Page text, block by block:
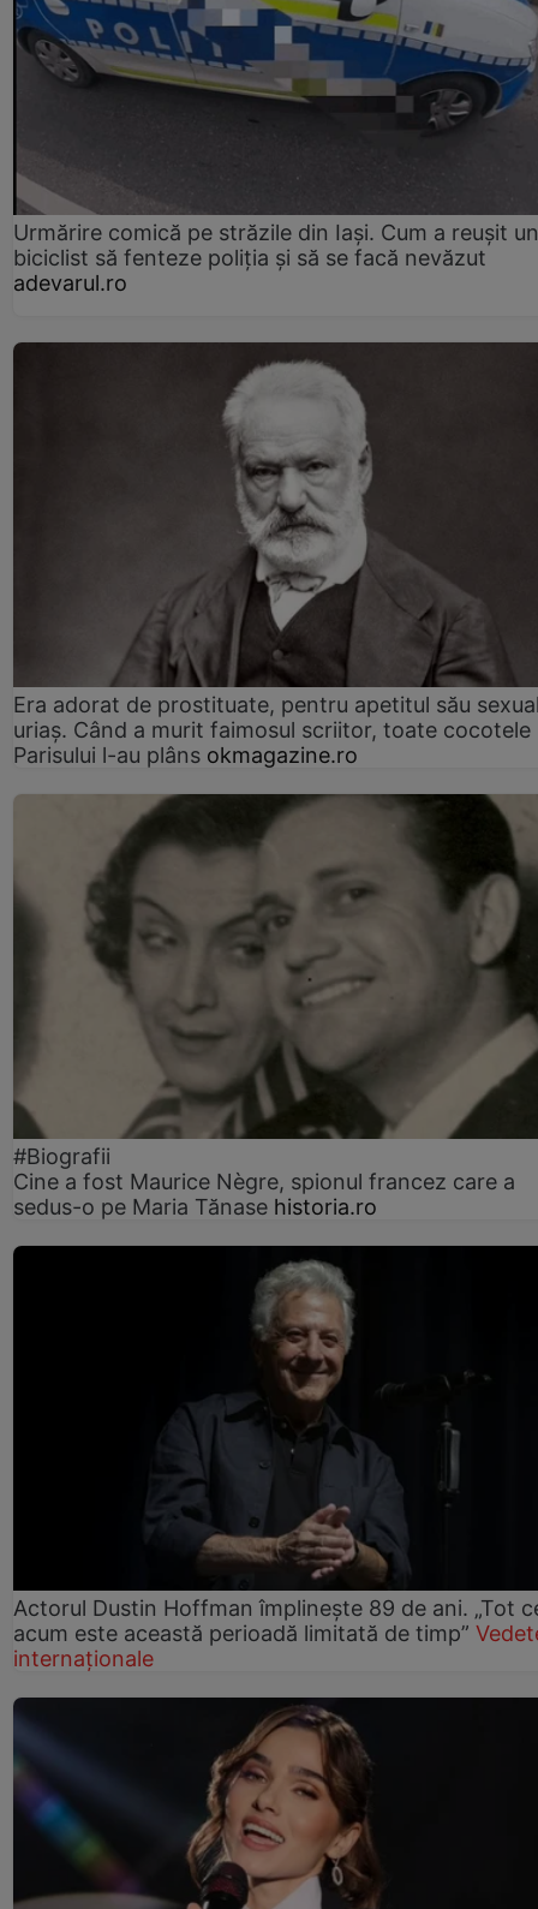
Urmărire comică pe străzile din Iași. Cum a reușit un
biciclist să fenteze poliția și să se facă nevăzut
adevarul.ro
Era adorat de prostituate, pentru apetitul său
uriaș. Când a murit faimosul scriitor, toate cocotele
Parisului l-au plâns okmagazine.ro
#Biografii
Cine a fost Maurice Nègre, spionul francez care a
sedus-o pe Maria Tănase historia.ro
Actorul Dustin Hoffman împlinește 89 de ani. „Tot
acum este această perioadă limitată de timp”
internaționale